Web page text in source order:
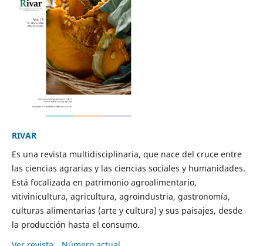
RIVAR
Es una revista multidisciplinaria, que nace del cruce entre
las ciencias agrarias y las ciencias sociales y humanidades.
Está focalizada en patrimonio agroalimentario,
vitivinicultura, agricultura, agroindustria, gastronomía,
culturas alimentarias (arte y cultura) y sus paisajes, desde
la producción hasta el consumo.